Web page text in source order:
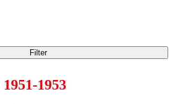
Filter
1951-1953